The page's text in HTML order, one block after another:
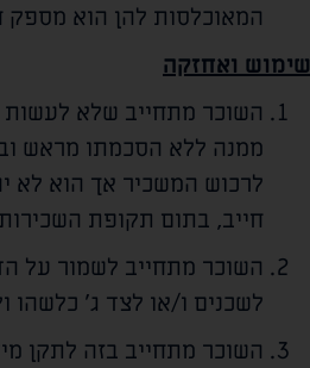
המאוכלסות להן הוא
שימוש ואחזקה
השוכר מתחייב שלא לעשות
ממנה ללא הסכמתו מראש
לרכוש המשכיר אך הוא לא
חייב, בתום תקופת
השוכר מתחייב לשמור על
לשכנים ו/או לצד ג' כלשהו
השוכר מתחייב בזה לתקן